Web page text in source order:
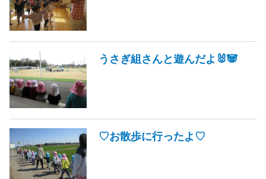
うさぎ組さんと遊んだよ🐰🐼
♡お散歩に行ったよ♡